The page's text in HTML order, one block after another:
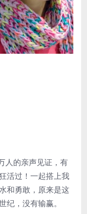
人的亲声见证，有
活过！一起搭上我
和勇敢，原来是这
纪，没有输赢。